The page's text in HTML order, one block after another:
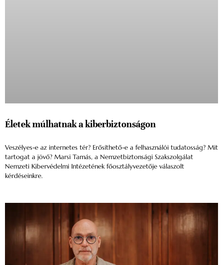
Életek múlhatnak a kiberbiztonságon
Veszélyes-e az internetes tér? Erősíthető-e a felhasználói tudatosság? Mit
tartogat a jövő? Marsi Tamás, a Nemzetbiztonsági Szakszolgálat
Nemzeti Kibervédelmi Intézetének főosztályvezetője válaszolt
kérdéseinkre.